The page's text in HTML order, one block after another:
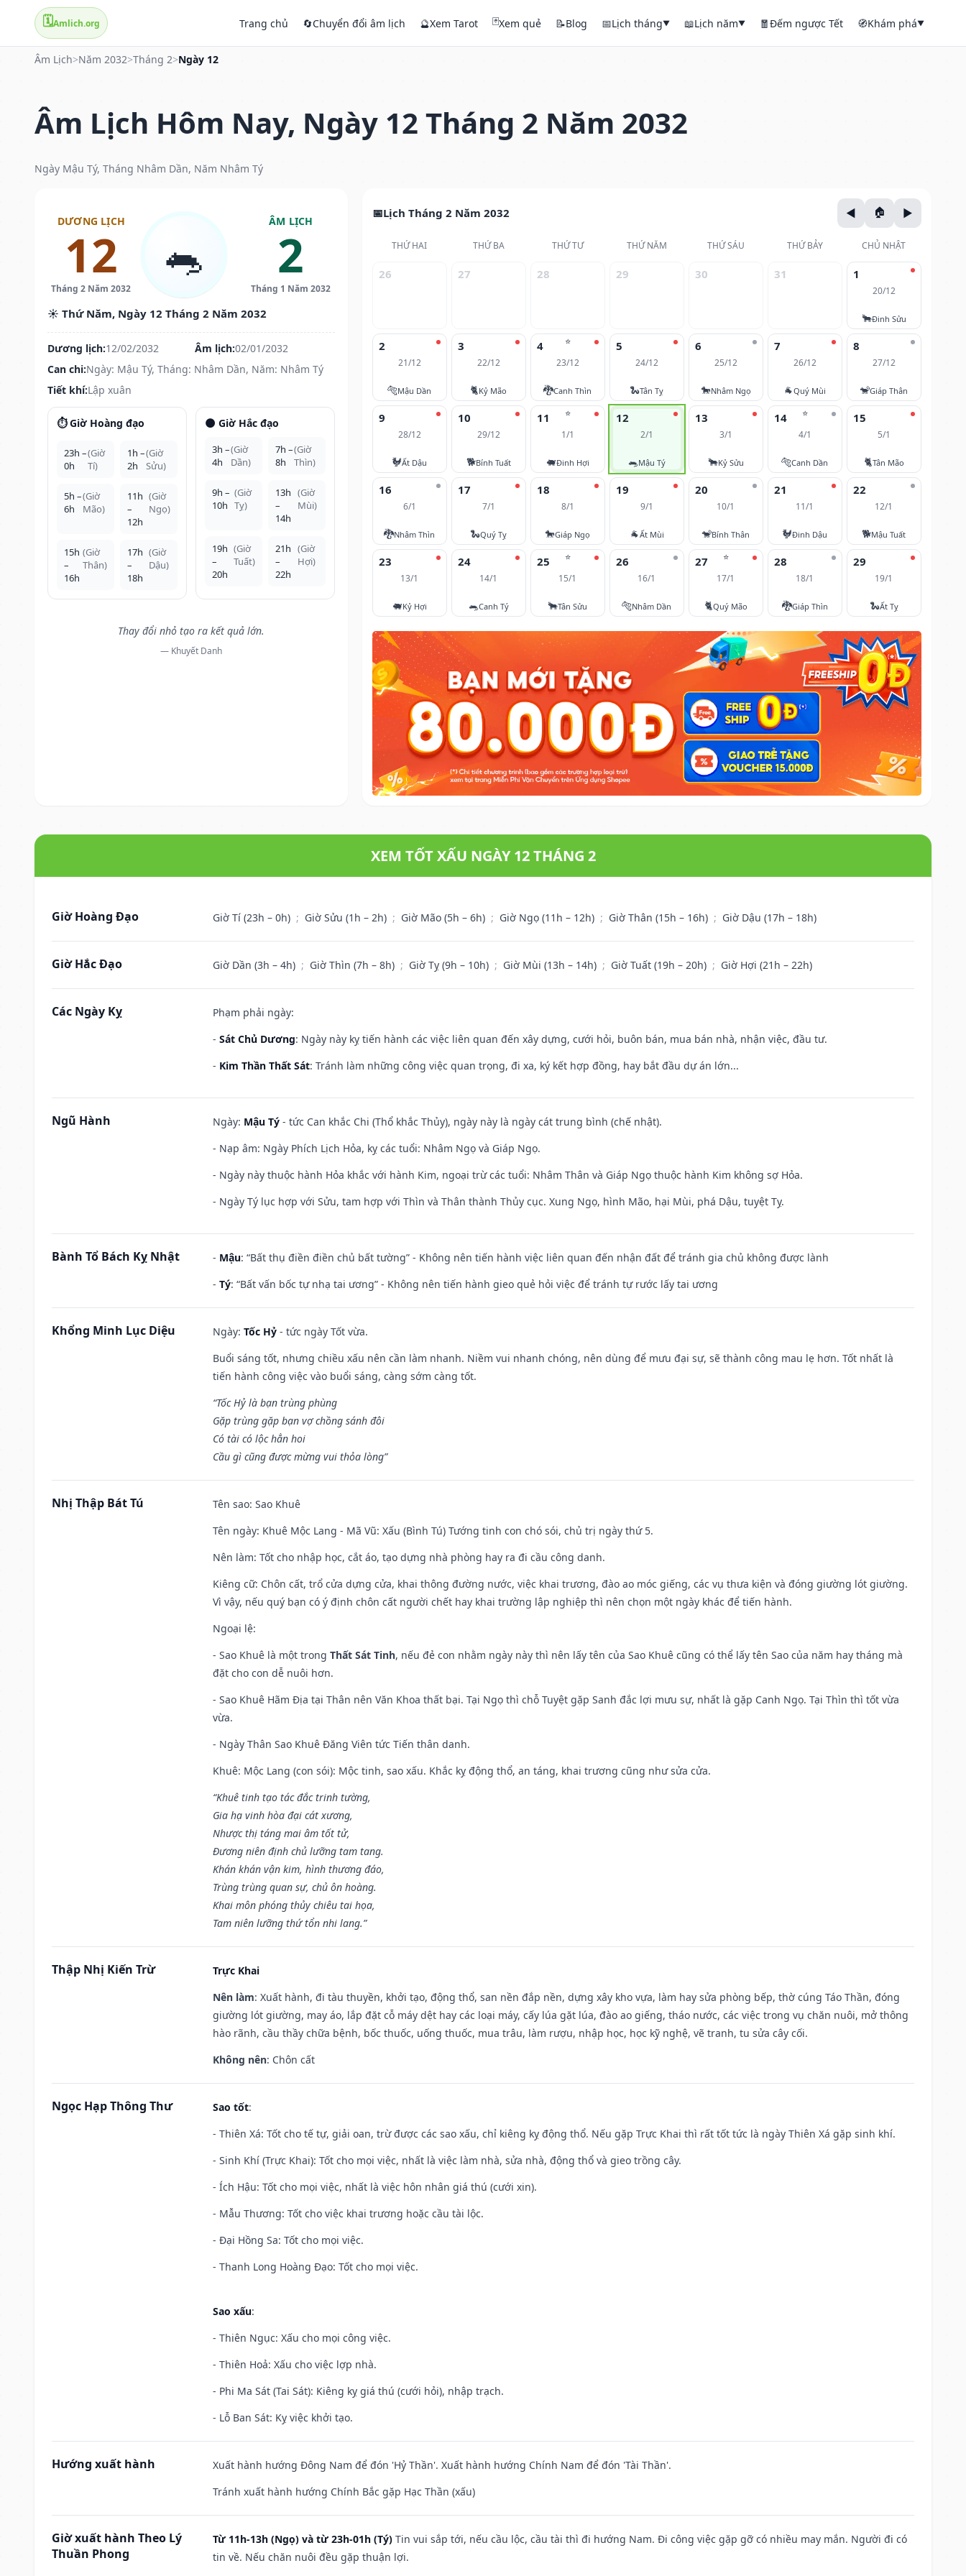
🗓️Amlich.org Trang chủ 🔄Chuyển đổi âm lịch 🔮Xem Tarot 🃏Xem quẻ 📝Blog 📅Lịch tháng▼ 📖Lịch năm▼ 🧧Đếm ngược Tết 🧭Khám phá▼
Âm Lịch>Năm 2032>Tháng 2>Ngày 12
Âm Lịch Hôm Nay, Ngày 12 Tháng 2 Năm 2032
Ngày Mậu Tý, Tháng Nhâm Dần, Năm Nhâm Tý
DƯƠNG LỊCH
12
Tháng 2 Năm 2032
🐀
ÂM LỊCH
2
Tháng 1 Năm 2032
☀️ Thứ Năm, Ngày 12 Tháng 2 Năm 2032
Dương lịch:12/02/2032 Âm lịch:02/01/2032
Can chi:Ngày: Mậu Tý, Tháng: Nhâm Dần, Năm: Nhâm Tý
Tiết khí:Lập xuân
⏱️ Giờ Hoàng đạo
23h –
0h
(Giờ
Tí)
1h –
2h
(Giờ
Sửu)
5h –
6h
(Giờ
Mão)
11h
–
12h
(Giờ
Ngọ)
15h
–
16h
(Giờ
Thân)
17h
–
18h
(Giờ
Dậu)
🌑 Giờ Hắc đạo
3h –
4h
(Giờ
Dần)
7h –
8h
(Giờ
Thìn)
9h –
10h
(Giờ
Tỵ)
13h
–
14h
(Giờ
Mùi)
19h
–
20h
(Giờ
Tuất)
21h
–
22h
(Giờ
Hợi)
Thay đổi nhỏ tạo ra kết quả lớn.
— Khuyết Danh
Lịch Tháng 2 Năm 2032
THỨ HAI THỨ BA THỨ TƯ THỨ NĂM THỨ SÁU THỨ BẢY CHỦ NHẬT
26 27 28 29 30 31 1
20/12
🐂Đinh Sửu
2
21/12
🐅Mậu Dần
3
22/12
🐈Kỷ Mão
⭐
4
23/12
🐉Canh Thìn
5
24/12
🐍Tân Tỵ
6
25/12
🐎Nhâm Ngọ
7
26/12
🐐Quý Mùi
8
27/12
🐒Giáp Thân
9
28/12
🐓Ất Dậu
10
29/12
🐕Bính Tuất
⭐
11
1/1
🐖Đinh Hợi
12
2/1
🐀Mậu Tý
13
3/1
🐂Kỷ Sửu
⭐
14
4/1
🐅Canh Dần
15
5/1
🐈Tân Mão
16
6/1
🐉Nhâm Thìn
17
7/1
🐍Quý Tỵ
18
8/1
🐎Giáp Ngọ
19
9/1
🐐Ất Mùi
20
10/1
🐒Bính Thân
21
11/1
🐓Đinh Dậu
22
12/1
🐕Mậu Tuất
23
13/1
🐖Kỷ Hợi
24
14/1
🐀Canh Tý
⭐
25
15/1
🐂Tân Sửu
26
16/1
🐅Nhâm Dần
⭐
27
17/1
🐈Quý Mão
28
18/1
🐉Giáp Thìn
29
19/1
🐍Ất Tỵ
XEM TỐT XẤU NGÀY 12 THÁNG 2
Giờ Hoàng Đạo Giờ Tí (23h – 0h) ; Giờ Sửu (1h – 2h) ; Giờ Mão (5h – 6h) ; Giờ Ngọ (11h – 12h) ; Giờ Thân (15h – 16h) ; Giờ Dậu (17h – 18h)
Giờ Hắc Đạo Giờ Dần (3h – 4h) ; Giờ Thìn (7h – 8h) ; Giờ Tỵ (9h – 10h) ; Giờ Mùi (13h – 14h) ; Giờ Tuất (19h – 20h) ; Giờ Hợi (21h – 22h)
Các Ngày Kỵ
Phạm phải ngày:
- Sát Chủ Dương: Ngày này kỵ tiến hành các việc liên quan đến xây dựng, cưới hỏi, buôn bán, mua bán nhà, nhận việc, đầu tư.
- Kim Thần Thất Sát: Tránh làm những công việc quan trọng, đi xa, ký kết hợp đồng, hay bắt đầu dự án lớn...
Ngũ Hành Ngày: Mậu Tý - tức Can khắc Chi (Thổ khắc Thủy), ngày này là ngày cát trung bình (chế nhật).
- Nạp âm: Ngày Phích Lịch Hỏa, kỵ các tuổi: Nhâm Ngọ và Giáp Ngọ.
- Ngày này thuộc hành Hỏa khắc với hành Kim, ngoại trừ các tuổi: Nhâm Thân và Giáp Ngọ thuộc hành Kim không sợ Hỏa.
- Ngày Tý lục hợp với Sửu, tam hợp với Thìn và Thân thành Thủy cục. Xung Ngọ, hình Mão, hại Mùi, phá Dậu, tuyệt Tỵ.
Bành Tổ Bách Kỵ Nhật - Mậu: “Bất thụ điền điền chủ bất tường” - Không nên tiến hành việc liên quan đến nhận đất để tránh gia chủ không được lành
- Tý: “Bất vấn bốc tự nhạ tai ương” - Không nên tiến hành gieo quẻ hỏi việc để tránh tự rước lấy tai ương
Khổng Minh Lục Diệu Ngày: Tốc Hỷ - tức ngày Tốt vừa.
Buổi sáng tốt, nhưng chiều xấu nên cần làm nhanh. Niềm vui nhanh chóng, nên dùng để mưu đại sự, sẽ thành công mau lẹ hơn. Tốt nhất là
tiến hành công việc vào buổi sáng, càng sớm càng tốt.
“Tốc Hỷ là bạn trùng phùng
Gặp trùng gặp bạn vợ chồng sánh đôi
Có tài có lộc hẳn hoi
Cầu gì cũng được mừng vui thỏa lòng”
Nhị Thập Bát Tú Tên sao: Sao Khuê
Tên ngày: Khuê Mộc Lang - Mã Vũ: Xấu (Bình Tú) Tướng tinh con chó sói, chủ trị ngày thứ 5.
Nên làm: Tốt cho nhập học, cắt áo, tạo dựng nhà phòng hay ra đi cầu công danh.
Kiêng cữ: Chôn cất, trổ cửa dựng cửa, khai thông đường nước, việc khai trương, đào ao móc giếng, các vụ thưa kiện và đóng giường lót giường.
Vì vậy, nếu quý bạn có ý định chôn cất người chết hay khai trường lập nghiệp thì nên chọn một ngày khác để tiến hành.
Ngoại lệ:
- Sao Khuê là một trong Thất Sát Tinh, nếu đẻ con nhằm ngày này thì nên lấy tên của Sao Khuê cũng có thể lấy tên Sao của năm hay tháng mà
đặt cho con dễ nuôi hơn.
- Sao Khuê Hãm Địa tại Thân nên Văn Khoa thất bại. Tại Ngọ thì chỗ Tuyệt gặp Sanh đắc lợi mưu sự, nhất là gặp Canh Ngọ. Tại Thìn thì tốt vừa
vừa.
- Ngày Thân Sao Khuê Đăng Viên tức Tiến thân danh.
Khuê: Mộc Lang (con sói): Mộc tinh, sao xấu. Khắc kỵ động thổ, an táng, khai trương cũng như sửa cửa.
“Khuê tinh tạo tác đắc trinh tường,
Gia hạ vinh hòa đại cát xương,
Nhược thị táng mai âm tốt tử,
Đương niên định chủ lưỡng tam tang.
Khán khán vận kim, hình thương đáo,
Trùng trùng quan sự, chủ ôn hoàng.
Khai môn phóng thủy chiêu tai họa,
Tam niên lưỡng thứ tổn nhi lang.”
Thập Nhị Kiến Trừ
Trực Khai
Nên làm: Xuất hành, đi tàu thuyền, khởi tạo, động thổ, san nền đắp nền, dựng xây kho vựa, làm hay sửa phòng bếp, thờ cúng Táo Thần, đóng
giường lót giường, may áo, lắp đặt cỗ máy dệt hay các loại máy, cấy lúa gặt lúa, đào ao giếng, tháo nước, các việc trong vụ chăn nuôi, mở thông
hào rãnh, cầu thầy chữa bệnh, bốc thuốc, uống thuốc, mua trâu, làm rượu, nhập học, học kỹ nghệ, vẽ tranh, tu sửa cây cối.
Không nên: Chôn cất
Ngọc Hạp Thông Thư Sao tốt:
- Thiên Xá: Tốt cho tế tự, giải oan, trừ được các sao xấu, chỉ kiêng kỵ động thổ. Nếu gặp Trực Khai thì rất tốt tức là ngày Thiên Xá gặp sinh khí.
- Sinh Khí (Trực Khai): Tốt cho mọi việc, nhất là việc làm nhà, sửa nhà, động thổ và gieo trồng cây.
- Ích Hậu: Tốt cho mọi việc, nhất là việc hôn nhân giá thú (cưới xin).
- Mẫu Thương: Tốt cho việc khai trương hoặc cầu tài lộc.
- Đại Hồng Sa: Tốt cho mọi việc.
- Thanh Long Hoàng Đạo: Tốt cho mọi việc.
Sao xấu:
- Thiên Ngục: Xấu cho mọi công việc.
- Thiên Hoả: Xấu cho việc lợp nhà.
- Phi Ma Sát (Tai Sát): Kiêng kỵ giá thú (cưới hỏi), nhập trạch.
- Lỗ Ban Sát: Kỵ việc khởi tạo.
Hướng xuất hành
Xuất hành hướng Đông Nam để đón 'Hỷ Thần'. Xuất hành hướng Chính Nam để đón 'Tài Thần'.
Tránh xuất hành hướng Chính Bắc gặp Hạc Thần (xấu)
Giờ xuất hành Theo Lý
Thuần Phong
Từ 11h-13h (Ngọ) và từ 23h-01h (Tý) Tin vui sắp tới, nếu cầu lộc, cầu tài thì đi hướng Nam. Đi công việc gặp gỡ có nhiều may mắn. Người đi có
tin về. Nếu chăn nuôi đều gặp thuận lợi.